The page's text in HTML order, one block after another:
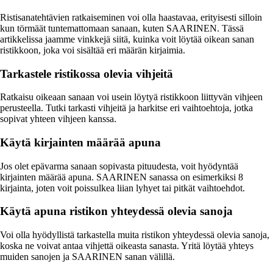
Ristisanatehtävien ratkaiseminen voi olla haastavaa, erityisesti silloin
kun törmäät tuntemattomaan sanaan, kuten SAARINEN. Tässä
artikkelissa jaamme vinkkejä siitä, kuinka voit löytää oikean sanan
ristikkoon, joka voi sisältää eri määrän kirjaimia.
Tarkastele ristikossa olevia vihjeitä
Ratkaisu oikeaan sanaan voi usein löytyä ristikkoon liittyvän vihjeen
perusteella. Tutki tarkasti vihjeitä ja harkitse eri vaihtoehtoja, jotka
sopivat yhteen vihjeen kanssa.
Käytä kirjainten määrää apuna
Jos olet epävarma sanaan sopivasta pituudesta, voit hyödyntää
kirjainten määrää apuna. SAARINEN sanassa on esimerkiksi 8
kirjainta, joten voit poissulkea liian lyhyet tai pitkät vaihtoehdot.
Käytä apuna ristikon yhteydessä olevia sanoja
Voi olla hyödyllistä tarkastella muita ristikon yhteydessä olevia sanoja,
koska ne voivat antaa vihjettä oikeasta sanasta. Yritä löytää yhteys
muiden sanojen ja SAARINEN sanan välillä.